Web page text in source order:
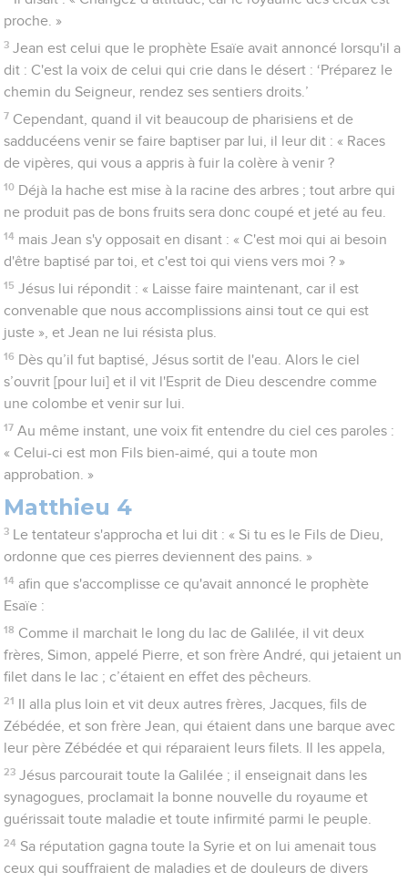
proche. »
3 Jean est celui que le prophète Esaïe avait annoncé lorsqu'il a
dit : C'est la voix de celui qui crie dans le désert : ‘Préparez le
chemin du Seigneur, rendez ses sentiers droits.’
7 Cependant, quand il vit beaucoup de pharisiens et de
sadducéens venir se faire baptiser par lui, il leur dit : « Races
de vipères, qui vous a appris à fuir la colère à venir ?
10 Déjà la hache est mise à la racine des arbres ; tout arbre qui
ne produit pas de bons fruits sera donc coupé et jeté au feu.
14 mais Jean s'y opposait en disant : « C'est moi qui ai besoin
d'être baptisé par toi, et c'est toi qui viens vers moi ? »
15 Jésus lui répondit : « Laisse faire maintenant, car il est
convenable que nous accomplissions ainsi tout ce qui est
juste », et Jean ne lui résista plus.
16 Dès qu’il fut baptisé, Jésus sortit de l'eau. Alors le ciel
s’ouvrit [pour lui] et il vit l'Esprit de Dieu descendre comme
une colombe et venir sur lui.
17 Au même instant, une voix fit entendre du ciel ces paroles :
« Celui-ci est mon Fils bien-aimé, qui a toute mon
approbation. »
Matthieu 4
3
Le tentateur s'approcha et lui dit : « Si tu es le Fils de Dieu,
ordonne que ces pierres deviennent des pains. »
14 afin que s'accomplisse ce qu'avait annoncé le prophète
Esaïe :
18 Comme il marchait le long du lac de Galilée, il vit deux
frères, Simon, appelé Pierre, et son frère André, qui jetaient un
filet dans le lac ; c’étaient en effet des pêcheurs.
21
Il alla plus loin et vit deux autres frères, Jacques, fils de
Zébédée, et son frère Jean, qui étaient dans une barque avec
leur père Zébédée et qui réparaient leurs filets. Il les appela,
23 Jésus parcourait toute la Galilée ; il enseignait dans les
synagogues, proclamait la bonne nouvelle du royaume et
guérissait toute maladie et toute infirmité parmi le peuple.
24 Sa réputation gagna toute la Syrie et on lui amenait tous
ceux qui souffraient de maladies et de douleurs de divers